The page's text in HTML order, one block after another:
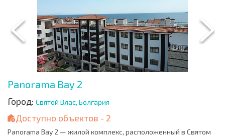
Panorama Bay 2
Город: Святой Влас, Болгария
Доступно объектов - 2
Panorama Bay 2 — жилой комплекс, расположенный в Святом